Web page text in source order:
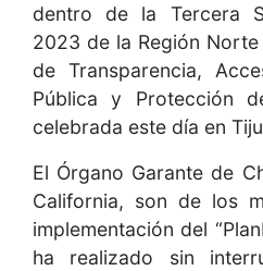
dentro de la Tercera
2023 de la Región
de Transparencia,
Pública y Protección
celebrada este día en
El Órgano Garante de
California, son de los
implementación del
ha realizado sin